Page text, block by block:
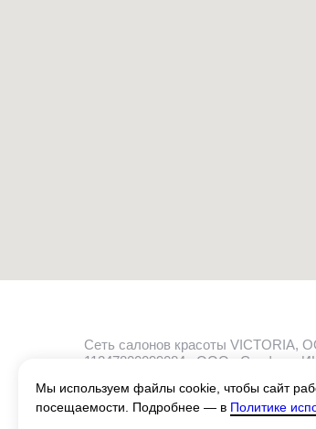
Политика
Сеть салонов красоты
11247800099084;, ООО «Сапфир»
Мы используем файлы cookie, чтобы сайт
посещаемости. Подробнее — в Политике